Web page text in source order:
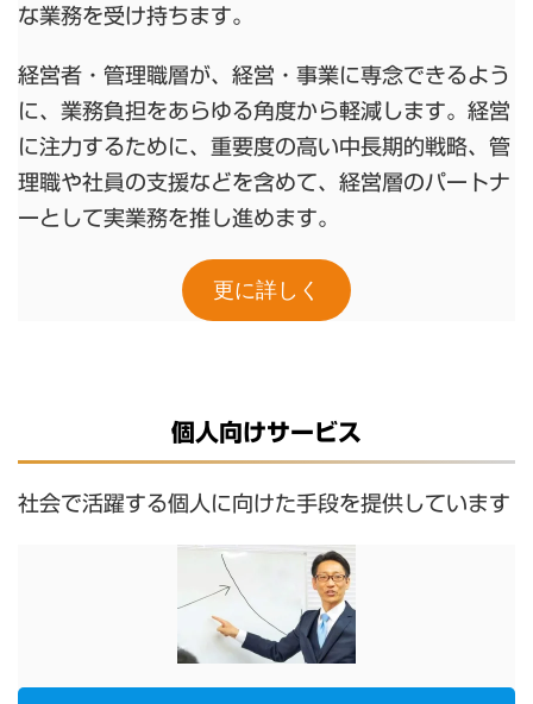
な業務を受け持ちます。
経営者・管理職層が、経営・事業に専念できるよう
に、業務負担をあらゆる角度から軽減します。経営
に注力するために、重要度の高い中長期的戦略、管
理職や社員の支援などを含めて、経営層のパートナ
ーとして実業務を推し進めます。
更に詳しく
個人向けサービス
社会で活躍する個人に向けた手段を提供しています